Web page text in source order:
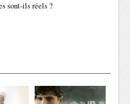
sont-ils réels ?